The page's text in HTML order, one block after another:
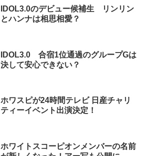
IDOL3.0のデビュー候補生 リンリン
とハンナは相思相愛？
IDOL3.0 合宿1位通過のグループGは
決して安心できない？
ホワスピが24時間テレビ 日産チャリ
ティーイベント出演決定！
ホワイトスコーピオンメンバーの名前